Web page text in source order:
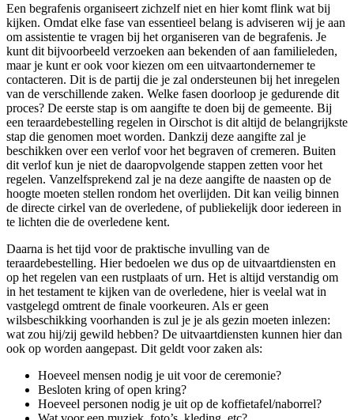
Een begrafenis organiseert zichzelf niet en hier komt flink wat bij
kijken. Omdat elke fase van essentieel belang is adviseren wij je aan
om assistentie te vragen bij het organiseren van de begrafenis. Je
kunt dit bijvoorbeeld verzoeken aan bekenden of aan familieleden,
maar je kunt er ook voor kiezen om een uitvaartondernemer te
contacteren. Dit is de partij die je zal ondersteunen bij het inregelen
van de verschillende zaken. Welke fasen doorloop je gedurende dit
proces? De eerste stap is om aangifte te doen bij de gemeente. Bij
een teraardebestelling regelen in Oirschot is dit altijd de belangrijkste
stap die genomen moet worden. Dankzij deze aangifte zal je
beschikken over een verlof voor het begraven of cremeren. Buiten
dit verlof kun je niet de daaropvolgende stappen zetten voor het
regelen. Vanzelfsprekend zal je na deze aangifte de naasten op de
hoogte moeten stellen rondom het overlijden. Dit kan veilig binnen
de directe cirkel van de overledene, of publiekelijk door iedereen in
te lichten die de overledene kent.
Daarna is het tijd voor de praktische invulling van de
teraardebestelling. Hier bedoelen we dus op de uitvaartdiensten en
op het regelen van een rustplaats of urn. Het is altijd verstandig om
in het testament te kijken van de overledene, hier is veelal wat in
vastgelegd omtrent de finale voorkeuren. Als er geen
wilsbeschikking voorhanden is zul je je als gezin moeten inlezen:
wat zou hij/zij gewild hebben? De uitvaartdiensten kunnen hier dan
ook op worden aangepast. Dit geldt voor zaken als:
Hoeveel mensen nodig je uit voor de ceremonie?
Besloten kring of open kring?
Hoeveel personen nodig je uit op de koffietafel/naborrel?